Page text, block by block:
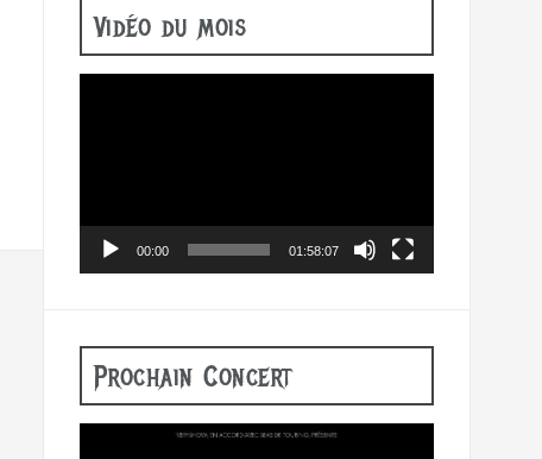
Vidéo du mois
00:00 01:58:07
Prochain Concert